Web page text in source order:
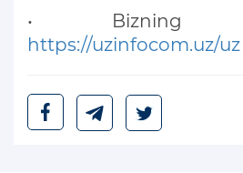
• Bizning
https://uzinfocom.uz/uz